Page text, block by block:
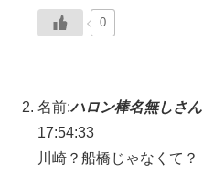
0
名前:ハロン棒名無しさん
17:54:33
川崎？船橋じゃなくて？